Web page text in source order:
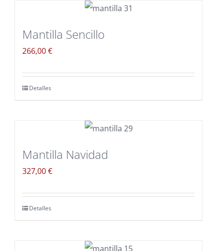
Mantilla Sencillo
266,00€
Detalles
Mantilla Navidad
327,00€
Detalles